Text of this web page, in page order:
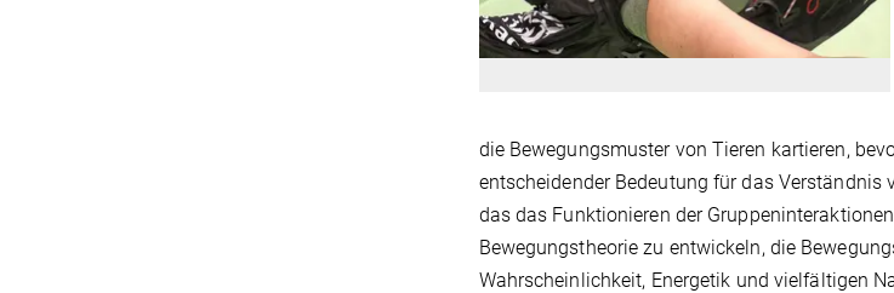
die Bewegungsmuster von Tieren kartieren,
entscheidender Bedeutung für das
das das Funktionieren der
Bewegungstheorie zu entwickeln, die
Wahrscheinlichkeit, Energetik und vielfältigen